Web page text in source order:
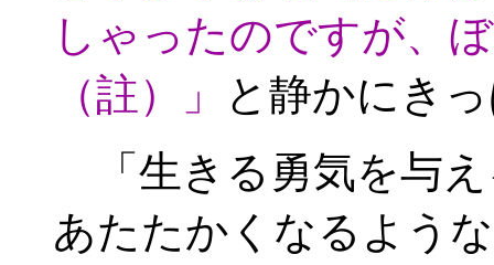
しゃったのですが、
（註）」
と静かにき
「生きる勇気を与
あたたかくなるよう